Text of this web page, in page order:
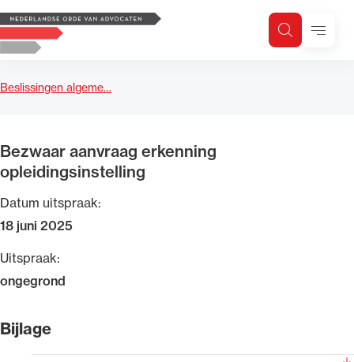
Logo, to the homepage
ZoekenMenu
Beslissingen algeme…
Bezwaar aanvraag erkenning
opleidingsinstelling
Datum uitspraak:
18 juni 2025
Uitspraak:
ongegrond
Bijlage
Zoeken
Zoek op trefwoord